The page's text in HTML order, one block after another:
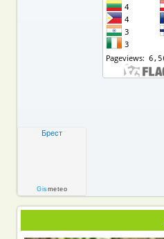
Брест
Gismeteo